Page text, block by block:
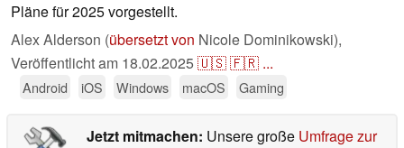
Pläne für 2025 vorgestellt.
Alex Alderson (übersetzt von Nicole Dominikowski),
Veröffentlicht am 18.02.2025🇺🇸🇫🇷 ...
Android iOS Windows macOS Gaming
Jetzt mitmachen: Unsere große Umfrage zur